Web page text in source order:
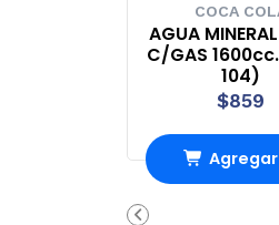
COCA
AGUA
C/GAS
104)
$859